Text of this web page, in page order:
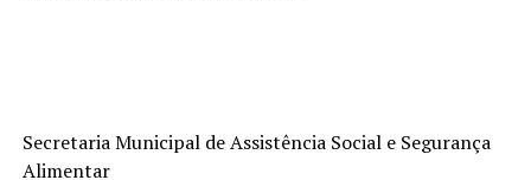
Secretaria Municipal de Assistência Social e Segurança
Alimentar